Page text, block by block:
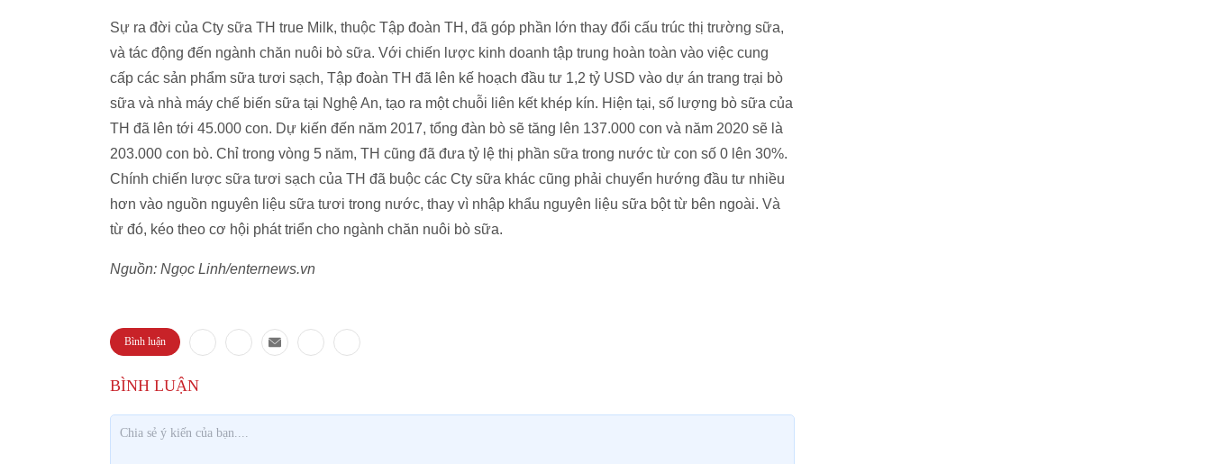
Sự ra đời của Cty sữa TH true Milk, thuộc Tập đoàn TH, đã góp phần lớn thay đổi cấu trúc thị trường sữa,
và tác động đến ngành chăn nuôi bò sữa. Với chiến lược kinh doanh tập trung hoàn toàn vào việc cung
cấp các sản phẩm sữa tươi sạch, Tập đoàn TH đã lên kế hoạch đầu tư 1,2 tỷ USD vào dự án trang trại bò
sữa và nhà máy chế biến sữa tại Nghệ An, tạo ra một chuỗi liên kết khép kín. Hiện tại, số lượng bò sữa của
TH đã lên tới 45.000 con. Dự kiến đến năm 2017, tổng đàn bò sẽ tăng lên 137.000 con và năm 2020 sẽ là
203.000 con bò. Chỉ trong vòng 5 năm, TH cũng đã đưa tỷ lệ thị phần sữa trong nước từ con số 0 lên 30%.
Chính chiến lược sữa tươi sạch của TH đã buộc các Cty sữa khác cũng phải chuyển hướng đầu tư nhiều
hơn vào nguồn nguyên liệu sữa tươi trong nước, thay vì nhập khẩu nguyên liệu sữa bột từ bên ngoài. Và
từ đó, kéo theo cơ hội phát triển cho ngành chăn nuôi bò sữa.
Nguồn: Ngọc Linh/enternews.vn
Bình luận